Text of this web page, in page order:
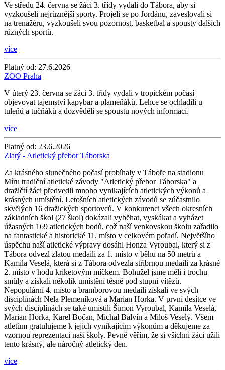
Ve středu 24. června se žáci 3. třídy vydali do Tábora, aby si
vyzkoušeli nejrůznější sporty. Projeli se po Jordánu, zaveslovali si
na trenažéru, vyzkoušeli svou pozornost, basketbal a spousty dalších
různých sportů.
více
Platný od: 27.6.2026
ZOO Praha
V úterý 23. června se žáci 3. třídy vydali v tropickém počasí
objevovat tajemství kapybar a plameňáků. Lehce se ochladili u
tuleňů a tučňáků a dozvěděli se spoustu nových informací.
více
Platný od: 23.6.2026
Zlatý - Atletický přebor Táborska
Za krásného slunečného počasí probíhaly v Táboře na stadionu
Míru tradiční atletické závody "Atletický přebor Táborska" a
dražičtí žáci předvedli mnoho vynikajících atletických výkonů a
krásných umístění. Letošních atletických závodů se zúčastnilo
skvělých 16 dražických sportovců. V konkurenci všech okresních
základních škol (27 škol) dokázali vyběhat, vyskákat a vyházet
úžasných 169 atletických bodů, což naší venkovskou školu zařadilo
na fantastické a historické 11. místo v celkovém pořadí. Největšího
úspěchu naší atletické výpravy dosáhl Honza Vyroubal, který si z
Tábora odvezl zlatou medaili za 1. místo v běhu na 50 metrů a
Kamila Veselá, která si z Tábora odvezla stříbrnou medaili za krásné
2. místo v hodu kriketovým míčkem. Bohužel jsme měli i trochu
smůly a získali několik umístění těsně pod stupni vítězů.
Nepopulární 4. místo a bramborovou medaili získali ve svých
disciplínách Nela Plemeníková a Marian Horka. V první desítce ve
svých disciplínách se také umístili Šimon Vyroubal, Kamila Veselá,
Marian Horka, Karel Bočan, Michal Balvín a Miloš Veselý. Všem
atletům gratulujeme k jejich vynikajícím výkonům a děkujeme za
vzornou reprezentaci naší školy. Pevně věřím, že si všichni žáci užili
tento krásný, ale náročný atletický den.
více